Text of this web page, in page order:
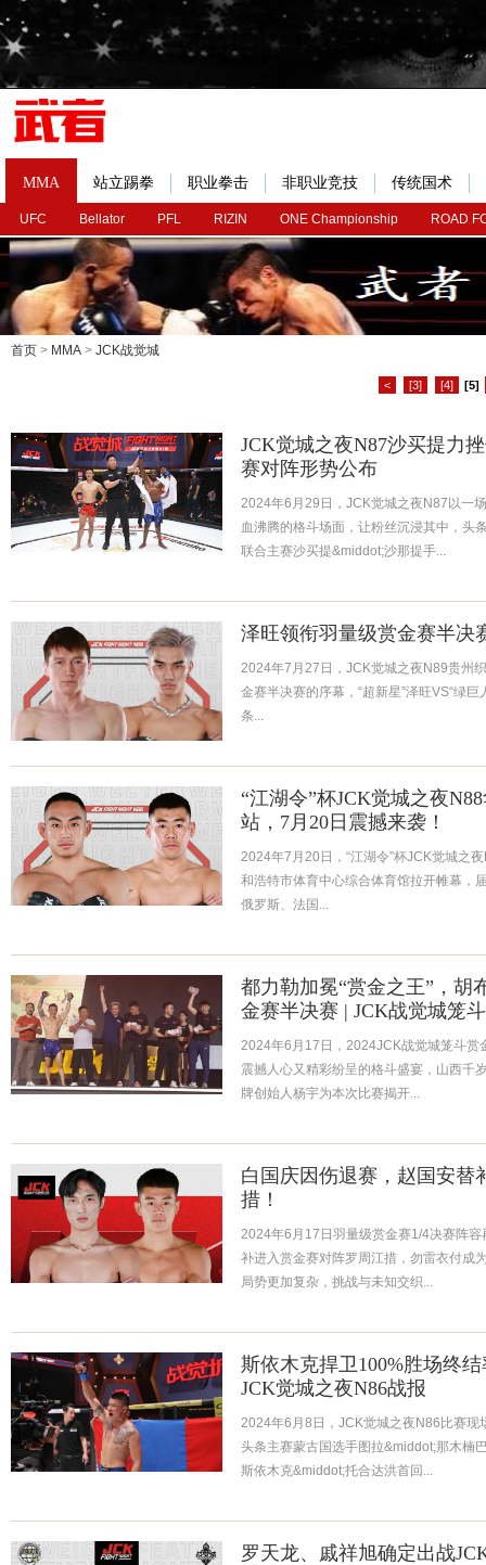
MMA
UFC Bellator PFL RIZIN ONE Championship ROAD
站立踢拳 职业拳击 非职业竞技 传统国术
首页 > MMA > JCK战觉城
< [3] [4] [5]
JCK觉城之夜N87沙买提力
赛对阵形势公布
2024年6月29日，JCK觉城之夜N87以一
血沸腾的格斗场面，让粉丝沉浸其中，头
联合主赛沙买提&middot;沙那提手...
泽旺领衔羽量级赏金赛半决
2024年7月27日，JCK觉城之夜N89贵州
金赛半决赛的序幕，“超新星”泽旺VS“绿
条...
“江湖令”杯JCK觉城之夜
站，7月20日震撼来袭！
2024年7月20日，“江湖令”杯JCK觉城之
和浩特市体育中心综合体育馆拉开帷幕，
俄罗斯、法国...
都力勒加冕“赏金之王”，胡
金赛半决赛 | JCK战觉城笼
2024年6月17日，2024JCK战觉城笼斗赏
震撼人心又精彩纷呈的格斗盛宴，山西千
牌创始人杨宇为本次比赛揭开...
白国庆因伤退赛，赵国安替
措！
2024年6月17日羽量级赏金赛1/4决赛阵
补进入赏金赛对阵罗周江措，勿雷衣付成
局势更加复杂，挑战与未知交织...
斯依木克捍卫100%胜场终
JCK觉城之夜N86战报
2024年6月8日，JCK觉城之夜N86比赛现
头条主赛蒙古国选手图拉&middot;那木楠
斯依木克&middot;托合达洪首回...
罗天龙、戚祥旭确定出战